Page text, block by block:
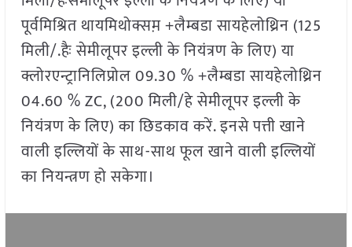
पूर्वमिश्रित थायमिथोक्सम़ +लैम्बडा सायहेलोथ्रिन (125
मिली/.हैः सेमीलूपर इल्ली के नियंत्रण के लिए) या
क्लोरएन्ट्रानिलिप्रोल 09.30 % +लैम्बडा सायहेलोथ्रिन
04.60 % ZC, (200 मिली/हे सेमीलूपर इल्ली के
नियंत्रण के लिए) का छिडकाव करें. इनसे पत्ती खाने
वाली इल्लियों के साथ-साथ फूल खाने वाली इल्लियों
का नियन्त्रण हो सकेगा।